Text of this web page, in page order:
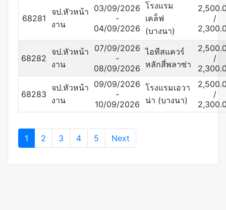
68281
จป.หัวหน้า
งาน
03/09/2026
-
04/09/2026
โรงแรม
เคล็ฟ
(บางนา)
/
68282
จป.หัวหน้า
งาน
07/09/2026
-
08/09/2026
ไอทีสแควร์
หลักสี่พลาซ่า
/
68283
จป.หัวหน้า
งาน
09/09/2026
-
10/09/2026
โรงแรมเอวา
น่า (บางนา)
/
1 2 3 4 5 Next